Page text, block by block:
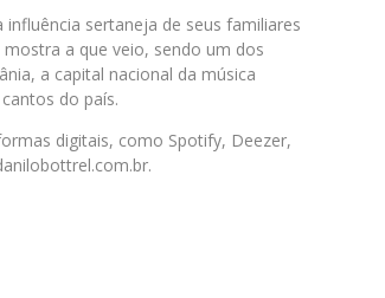
sertaneja de seus familiares
a que veio, sendo um dos
a capital nacional da música
do país.
digitais, como Spotify, Deezer,